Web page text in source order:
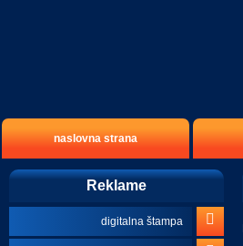
naslovna strana
Reklame
digitalna štampa